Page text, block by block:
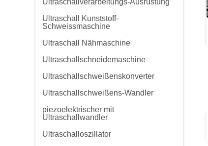
Ultraschallverarbeitungs-Ausrüstung
Ultraschall Kunststoff-
Schweissmaschine
Ultraschall Nähmaschine
Ultraschallschneidemaschine
Ultraschallschweißenskonverter
Ultraschallschweißens-Wandler
piezoelektrischer mit
Ultraschallwandler
Ultraschalloszillator